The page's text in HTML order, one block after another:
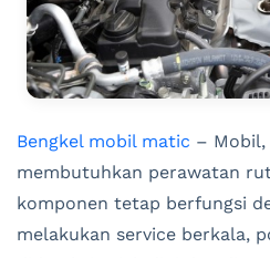
Bengkel mobil matic –
membutuhkan perawatan
komponen tetap berfungsi
melakukan service berkala,